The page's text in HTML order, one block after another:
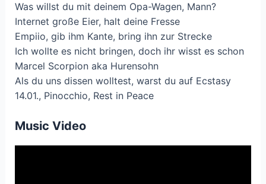
Was willst du mit deinem Opa-Wagen, Mann?
Internet große Eier, halt deine Fresse
Empiio, gib ihm Kante, bring ihn zur Strecke
Ich wollte es nicht bringen, doch ihr wisst es schon
Marcel Scorpion aka Hurensohn
Als du uns dissen wolltest, warst du auf Ecstasy
14.01., Pinocchio, Rest in Peace
Music Video